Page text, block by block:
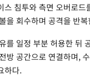
스 침투와 측면 오버로
을 회수하며 공격을 반
를 일정 부분 허용한 뒤
방 공간으로 연결하며,
하다.